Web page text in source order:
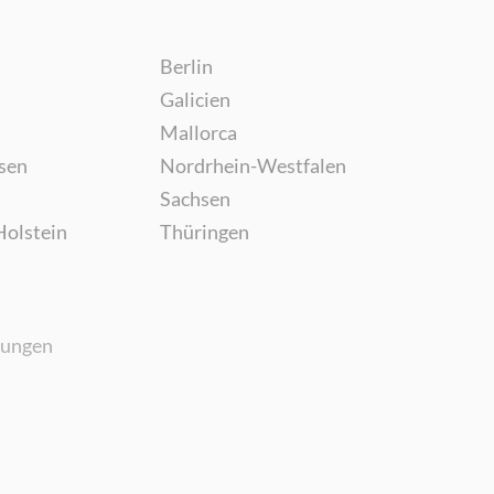
Berlin
Galicien
Mallorca
Nordrhein-Westfalen
Sachsen
Thüringen